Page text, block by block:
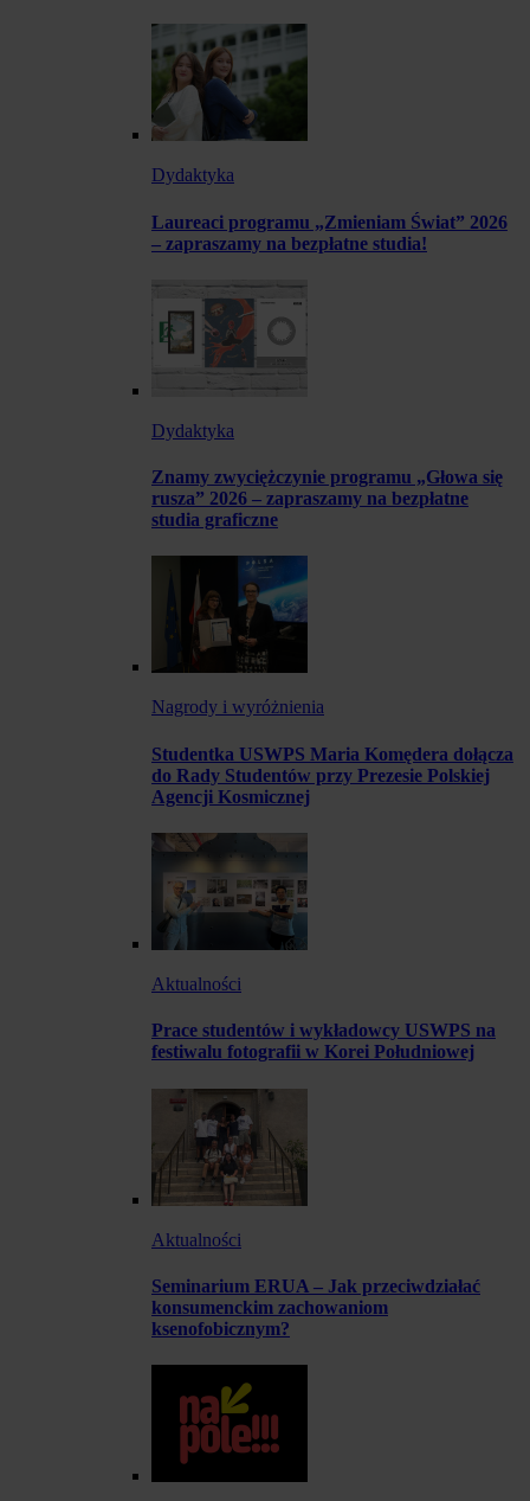
Dydaktyka
Laureaci programu „Zmieniam Świat” 2026
– zapraszamy na bezpłatne studia!
Dydaktyka
Znamy zwyciężczynie programu „Głowa się
rusza” 2026 – zapraszamy na bezpłatne
studia graficzne
Nagrody i wyróżnienia
Studentka USWPS Maria Komędera dołącza
do Rady Studentów przy Prezesie Polskiej
Agencji Kosmicznej
Aktualności
Prace studentów i wykładowcy USWPS na
festiwalu fotografii w Korei Południowej
Aktualności
Seminarium ERUA – Jak przeciwdziałać
konsumenckim zachowaniom
ksenofobicznym?